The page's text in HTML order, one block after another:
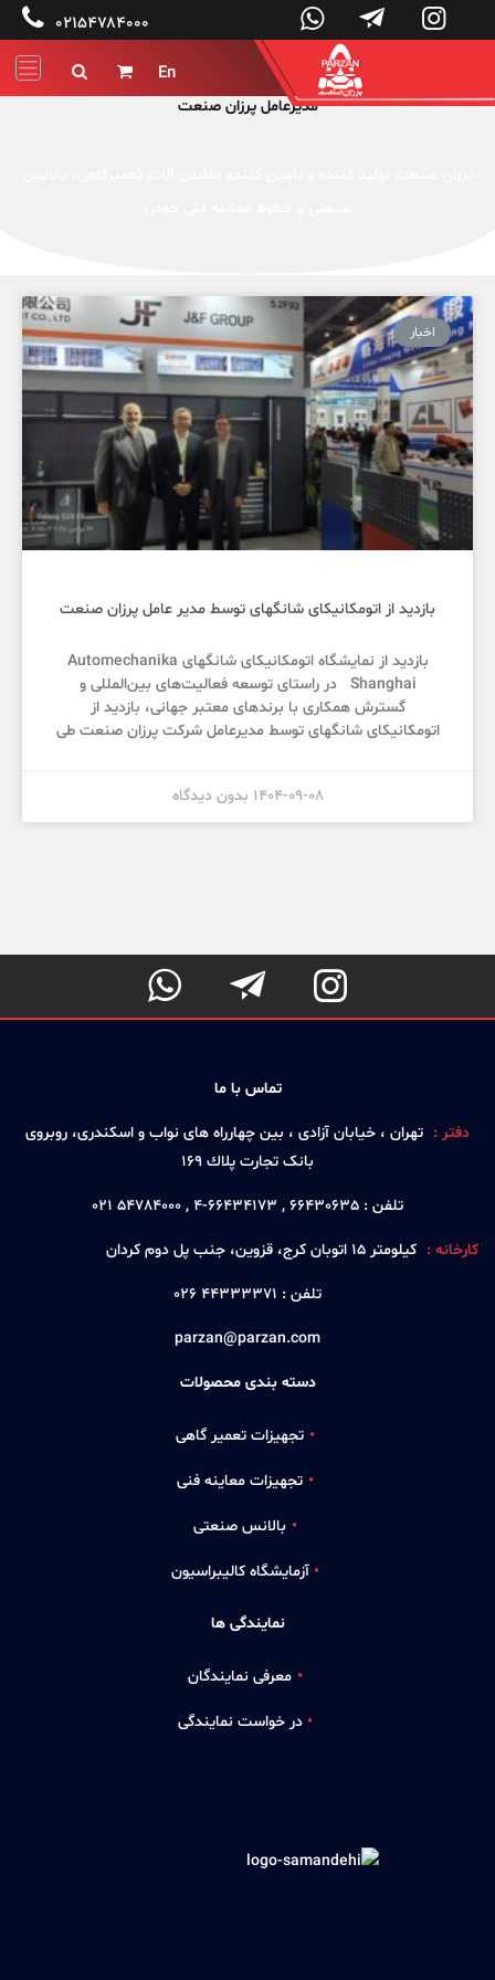



 ۰۲۱۵۴۷۸۴۰۰۰
En


مدیرعامل پرزان صنعت
اخبار
بازدید از اتومکانیکای شانگهای توسط مدیر عامل پرزان صنعت
بازدید از نمایشگاه اتومکانیکای شانگهای Automechanika
Shanghai در راستای توسعه فعالیت‌های بین‌المللی و
گسترش همکاری با برندهای معتبر جهانی، بازدید از
اتومکانیکای شانگهای توسط مدیرعامل شرکت پرزان صنعت طی
1404-09-08 بدون دیدگاه



تماس با ما
دفتر : تهران ، خيابان آزادی ، بين چهارراه های نواب و اسكندری، روبروی
بانک تجارت پلاك 169
تلفن : 66430635 , 66434173-4 , 54784000 021
کارخانه : كيلومتر 15 اتوبان كرج، قزوين، جنب پل دوم كردان
تلفن : 44333371 026
parzan@parzan.com
دسته بندی محصولات
تجهیزات تعمیر گاهی
تجهیزات معاینه فنی
بالانس صنعتی
آزمایشگاه کالیبراسیون
نمایندگی ها
معرفی نمایندگان
در خواست نمایندگی